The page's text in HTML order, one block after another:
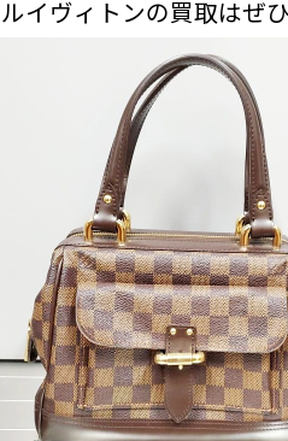
ルイヴィトンの買取はぜ